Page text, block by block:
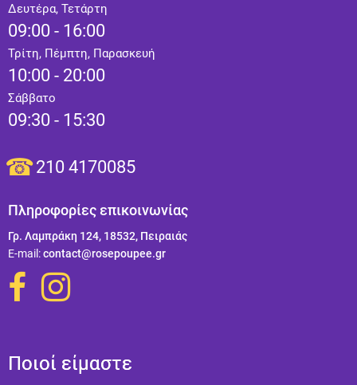
Δευτέρα, Τετάρτη
09:00 - 16:00
Τρίτη, Πέμπτη, Παρασκευή
10:00 - 20:00
Σάββατο
09:30 - 15:30
210 4170085
Πληροφορίες επικοινωνίας
Γρ. Λαμπράκη 124, 18532, Πειραιάς
Ε-mail:contact@rosepoupee.gr
Ποιοί είμαστε